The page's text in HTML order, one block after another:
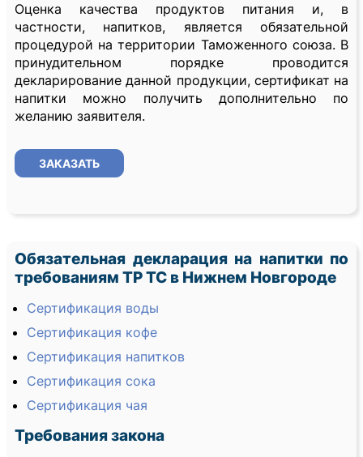
Оценка качества продуктов питания и, в
частности, напитков, является обязательной
процедурой на территории Таможенного союза. В
принудительном порядке проводится
декларирование данной продукции, сертификат на
напитки можно получить дополнительно по
желанию заявителя.
ЗАКАЗАТЬ
Обязательная декларация на напитки по
требованиям ТР ТС в Нижнем Новгороде
Сертификация воды
Сертификация кофе
Сертификация напитков
Сертификация сока
Сертификация чая
Требования закона